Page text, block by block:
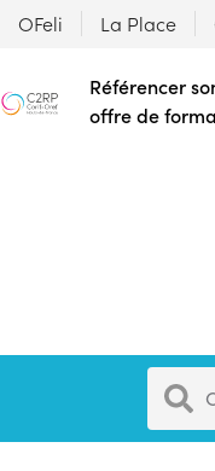
OFeli La Place
Référencer
offre de